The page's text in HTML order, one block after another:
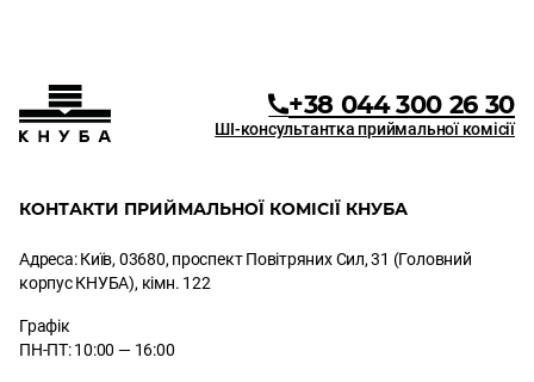
+38 044 300 26 30
ШІ-консультантка приймальної комісії
КОНТАКТИ ПРИЙМАЛЬНОЇ КОМІСІЇ КНУБА
Адреса: Київ, 03680, проспект Повітряних Сил, 31 (Головний
корпус КНУБА), кімн. 122
Графік
ПН-ПТ: 10:00 — 16:00